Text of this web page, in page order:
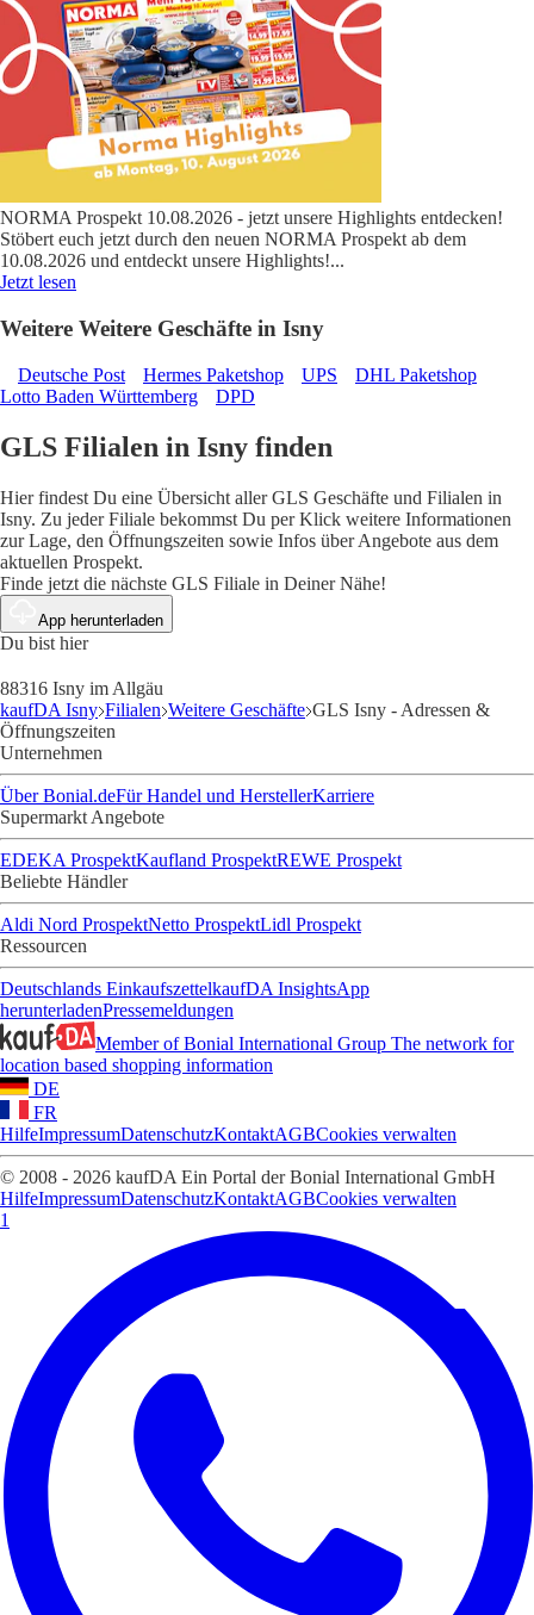
NORMA Prospekt 10.08.2026 - jetzt unsere Highlights entdecken!
Stöbert euch jetzt durch den neuen NORMA Prospekt ab dem
10.08.2026 und entdeckt unsere Highlights!...
Jetzt lesen
Weitere Weitere Geschäfte in Isny
Deutsche Post Hermes Paketshop UPS
DHL Paketshop
Lotto Baden Württemberg
DPD
GLS Filialen in Isny finden
Hier findest Du eine Übersicht aller GLS Geschäfte und Filialen in
Isny. Zu jeder Filiale bekommst Du per Klick weitere Informationen
zur Lage, den Öffnungszeiten sowie Infos über Angebote aus dem
aktuellen Prospekt.
Finde jetzt die nächste GLS Filiale in Deiner Nähe!
App herunterladen
Du bist hier
88316 Isny im Allgäu
kaufDA Isny Filialen Weitere Geschäfte GLS Isny - Adressen &
Öffnungszeiten
Unternehmen
Über Bonial.deFür Handel und HerstellerKarriere
Supermarkt Angebote
EDEKA ProspektKaufland ProspektREWE Prospekt
Beliebte Händler
Aldi Nord ProspektNetto ProspektLidl Prospekt
Ressourcen
Deutschlands EinkaufszettelkaufDA InsightsApp
herunterladenPressemeldungen
Member of Bonial International Group The network for
location based shopping information
DE
FR
HilfeImpressumDatenschutzKontaktAGBCookies verwalten
© 2008 - 2026 kaufDA Ein Portal der Bonial International GmbH
HilfeImpressumDatenschutzKontaktAGBCookies verwalten
1